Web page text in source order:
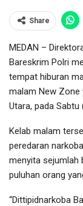
Share
MEDAN –
Bareskrim Polri
tempat hiburan
malam New Zone
Utara, pada
Kelab malam
peredaran
menyita sejumlah
puluhan orang
“Dittipidnarkoba